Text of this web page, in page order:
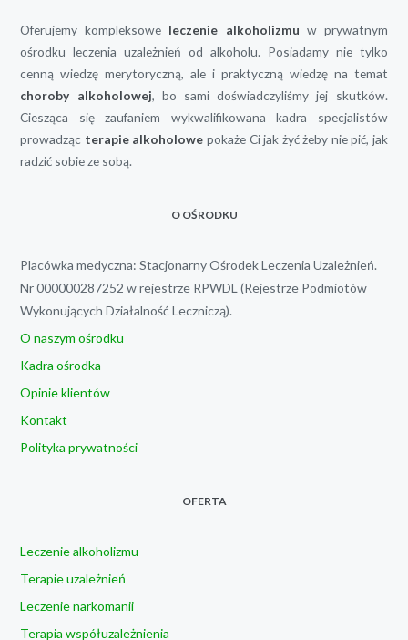
Oferujemy kompleksowe leczenie alkoholizmu w prywatnym
ośrodku leczenia uzależnień od alkoholu. Posiadamy nie tylko
cenną wiedzę merytoryczną, ale i praktyczną wiedzę na temat
choroby alkoholowej, bo sami doświadczyliśmy jej skutków.
Ciesząca się zaufaniem wykwalifikowana kadra specjalistów
prowadząc terapie alkoholowe pokaże Ci jak żyć żeby nie pić, jak
radzić sobie ze sobą.
O OŚRODKU
Placówka medyczna: Stacjonarny Ośrodek Leczenia Uzależnień.
Nr 000000287252 w rejestrze RPWDL (Rejestrze Podmiotów
Wykonujących Działalność Leczniczą).
O naszym ośrodku
Kadra ośrodka
Opinie klientów
Kontakt
Polityka prywatności
OFERTA
Leczenie alkoholizmu
Terapie uzależnień
Leczenie narkomanii
Terapia współuzależnienia